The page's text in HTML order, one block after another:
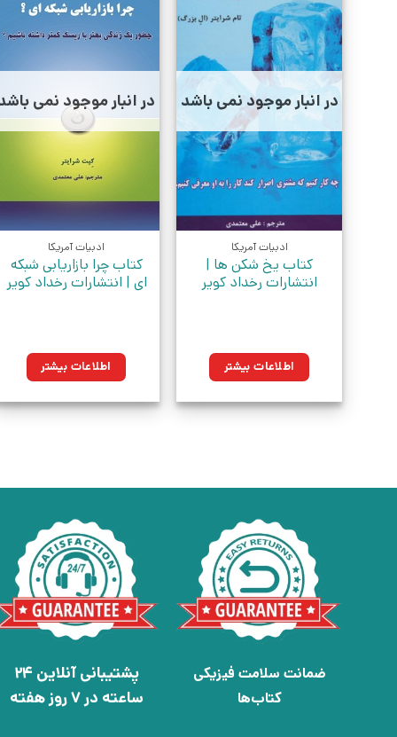
در انبار موجود نمی باشد
ادبیات آمریکا
کتاب یخ شکن ها |
انتشارات رخداد کویر
اطلاعات بیشتر
در انبار موجود نمی
ادبیات آمریکا
کتاب چرا بازاریابی شبکه
ای | انتشارات رخداد کویر
اطلاعات بیشتر
ضمانت سلامت فیزیکی
کتاب‌ها
پشتیبانی آنلاین 24
ساعته در 7 روز هفته